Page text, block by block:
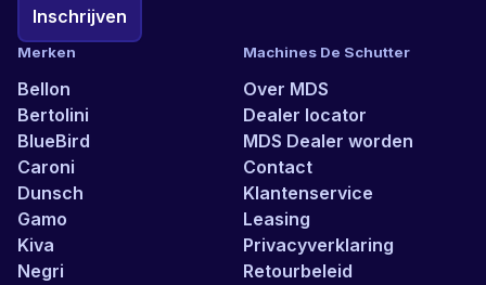
Merken
Bellon
Bertolini
BlueBird
Caroni
Dunsch
Gamo
Kiva
Negri
Machines De Schutter
Over MDS
Dealer locator
MDS Dealer worden
Contact
Klantenservice
Leasing
Privacyverklaring
Retourbeleid
Inschrijven